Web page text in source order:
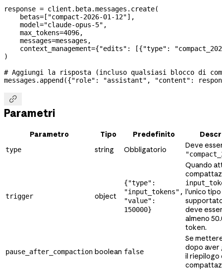
response = client.beta.messages.create(
    betas
= [ "compact-2026-01-12"],
    model
="claude-opus-5" ,
    max_tokens
=4096,
    messages
=messages,
    context_management
={"edits" : [{"type" :
)
# Aggiungi la risposta (incluso qualsiasi blocco di
messages.append({"role" : "assistant" , "content" :

Parametri
Parametro Tipo Predefinito
type string Obbligatorio Deve
trigger object
{"type":
"input_tokens",
"value":
150000}
Quando
l'unico
deve
almeno
token.
pause_after_compaction boolean false
Se
dopo aver
il riepilogo